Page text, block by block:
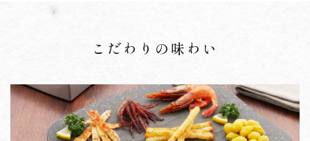
こだわりの味わい